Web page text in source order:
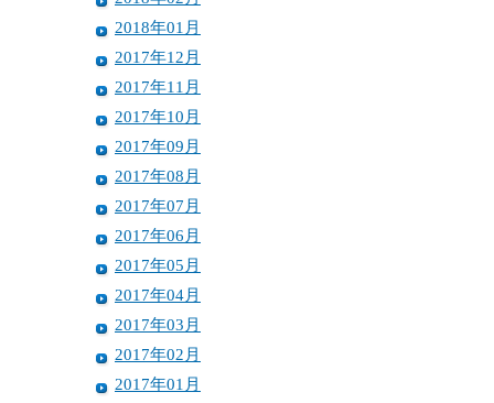
2018年01月
2017年12月
2017年11月
2017年10月
2017年09月
2017年08月
2017年07月
2017年06月
2017年05月
2017年04月
2017年03月
2017年02月
2017年01月